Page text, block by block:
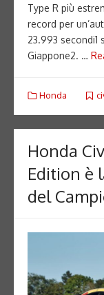
Type R più
record per
23.993 secondi1
Giappone2. …
Honda
Honda
Edition è
del